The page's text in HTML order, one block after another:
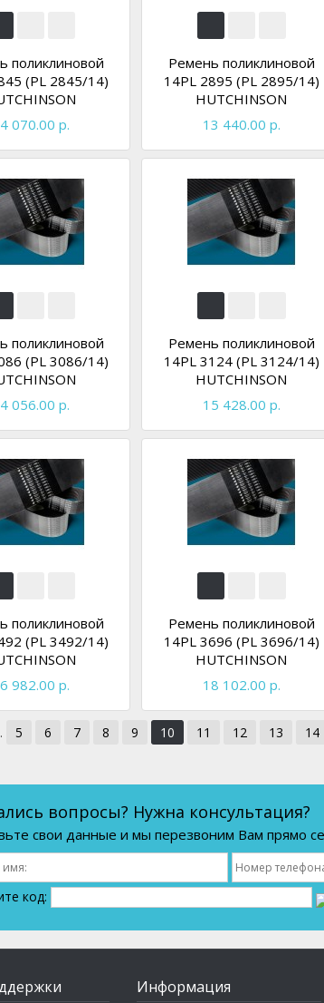
поликлиновой
(PL 2845/14)
070.00 р.
Ремень поликлиновой
14PL 2895 (PL 2895/14)
HUTCHINSON
13 440.00 р.
поликлиновой
(PL 3086/14)
056.00 р.
Ремень поликлиновой
14PL 3124 (PL 3124/14)
HUTCHINSON
15 428.00 р.
поликлиновой
(PL 3492/14)
982.00 р.
Ремень поликлиновой
14PL 3696 (PL 3696/14)
HUTCHINSON
18 102.00 р.
5 6 7 8 9 10 11 12 13 14
вопросы? Нужна консультация?
свои данные и мы перезвоним Вам прямо
код:
Информация